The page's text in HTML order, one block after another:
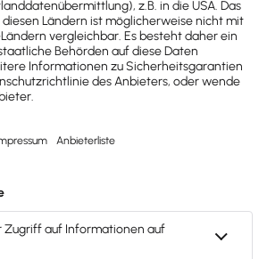
MwSt.)
Zur Preisübersicht
an folgender Faustregel
= ein halbes bis ein